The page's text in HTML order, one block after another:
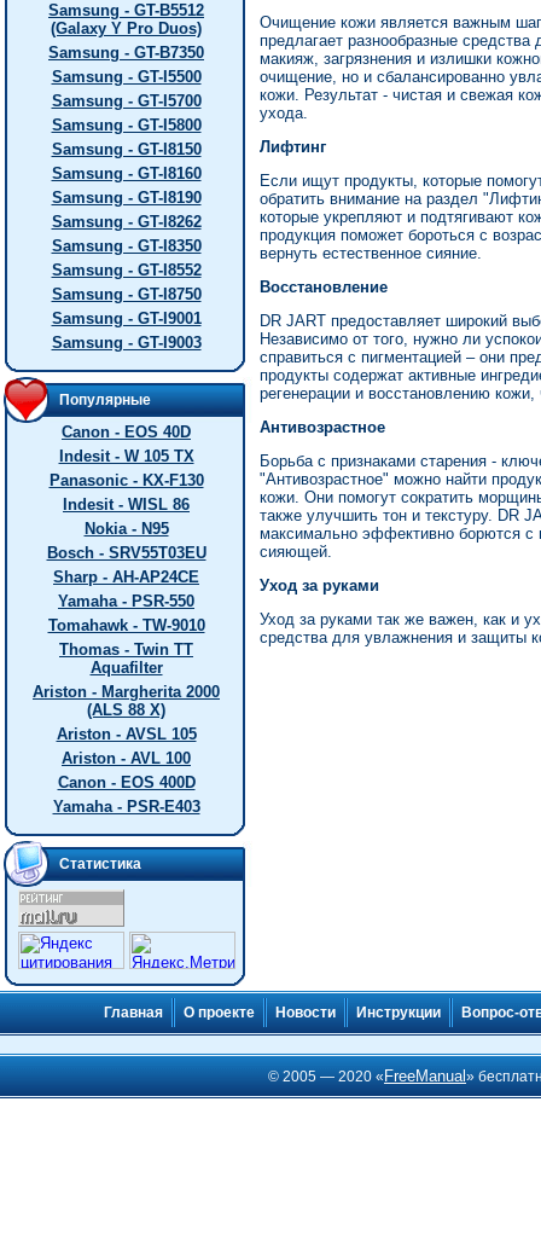
Samsung - GT-B5512
(Galaxy Y Pro Duos)
Samsung - GT-B7350
Samsung - GT-I5500
Samsung - GT-I5700
Samsung - GT-I5800
Samsung - GT-I8150
Samsung - GT-I8160
Samsung - GT-I8190
Samsung - GT-I8262
Samsung - GT-I8350
Samsung - GT-I8552
Samsung - GT-I8750
Samsung - GT-I9001
Samsung - GT-I9003
Популярные
Canon - EOS 40D
Indesit - W 105 TX
Panasonic - KX-F130
Indesit - WISL 86
Nokia - N95
Bosch - SRV55T03EU
Sharp - AH-AP24CE
Yamaha - PSR-550
Tomahawk - TW-9010
Thomas - Twin TT
Aquafilter
Ariston - Margherita 2000
(ALS 88 X)
Ariston - AVSL 105
Ariston - AVL 100
Canon - EOS 400D
Yamaha - PSR-E403
Статистика
Очищение кожи является важным
предлагает разнообразные
макияж, загрязнения и излишки
очищение, но и сбалансированно
кожи. Результат - чистая и свежая
ухода.
Лифтинг
Если ищут продукты, которые
обратить внимание на раздел
которые укрепляют и подтягивают
продукция поможет бороться с
вернуть естественное сияние.
Восстановление
DR JART предоставляет широкий
Независимо от того, нужно ли
справиться с пигментацией – они
продукты содержат активные
регенерации и восстановлению
Антивозрастное
Борьба с признаками старения -
"Антивозрастное" можно найти
кожи. Они помогут сократить
также улучшить тон и текстуру. DR
максимально эффективно борются с
сияющей.
Уход за руками
Уход за руками так же важен, как и
средства для увлажнения и защиты
Главная О проекте Новости Инструкции Вопрос-
© 2005 — 2020 « FreeManual»